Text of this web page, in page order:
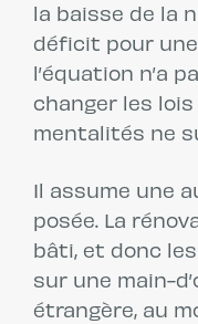
la baisse de la
déficit pour une
l’équation n’a
changer les
mentalités ne
Il assume une
posée. La
bâti, et donc
sur une main-
étrangère, au